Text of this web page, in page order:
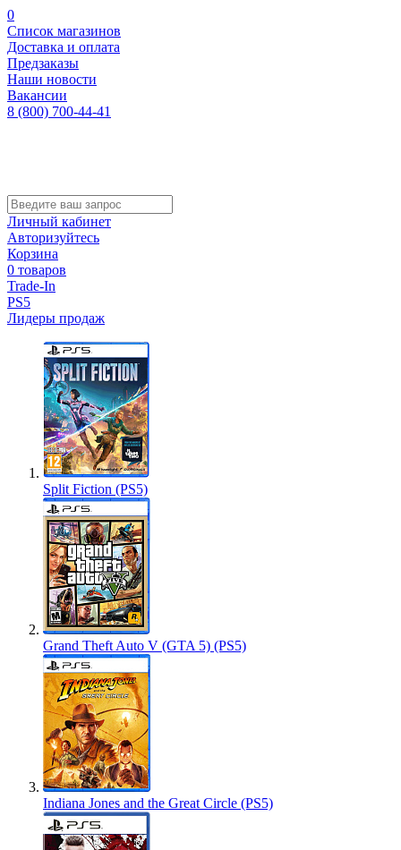
0
Список магазинов
Доставка и оплата
Предзаказы
Наши новости
Вакансии
8 (800) 700-44-41
Личный кабинет
Авторизуйтесь
Корзина
0 товаров
Trade-In
PS5
Лидеры продаж
Split Fiction (PS5)
Grand Theft Auto V (GTA 5) (PS5)
Indiana Jones and the Great Circle (PS5)